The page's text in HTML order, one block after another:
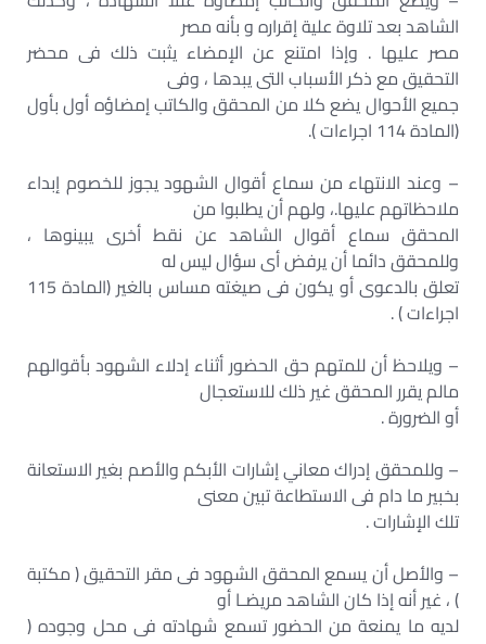
الشاهد بعد تلاوة علية إقراره و بأنه مصر
مصر عليها . وإذا امتنع عن الإمضاء يثبت ذلك فى محضر
التحقيق مع ذكر الأسباب التى يبدها ، وفى
جميع الأحوال يضع كلا من المحقق والكاتب إمضاؤه أول بأول
(المادة 114 اجراءات ).
– وعند الانتهاء من سماع أقوال الشهود يجوز للخصوم إبداء
ملاحظاتهم عليها.، ولهم أن يطلبوا من
المحقق سماع أقوال الشاهد عن نقط أخرى يبينوها ،
وللمحقق دائما أن يرفض أى سؤال ليس له
تعلق بالدعوى أو يكون فى صيغته مساس بالغير (المادة 115
اجراءات ) .
– ويلاحظ أن للمتهم حق الحضور أثناء إدلاء الشهود بأقوالهم
مالم يقرر المحقق غير ذلك للاستعجال
أو الضرورة .
– وللمحقق إدراك معاني إشارات الأبكم والأصم بغير الاستعانة
بخبير ما دام فى الاستطاعة تبين معنى
تلك الإشارات .
– والأصل أن يسمع المحقق الشهود فى مقر التحقيق ( مكتبة
) ، غير أنه إذا كان الشاهد مريضـا أو
لديه ما يمنعة من الحضور تسمع شهادته فى محل وجوده (